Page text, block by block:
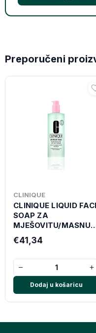
Preporučeni
CLINIQUE
CLINIQUE LIQUID
SOAP ZA
MJEŠOVITU/MASNU
KOŽU 200 ML
€41,34
− +
Dodaj u košaricu